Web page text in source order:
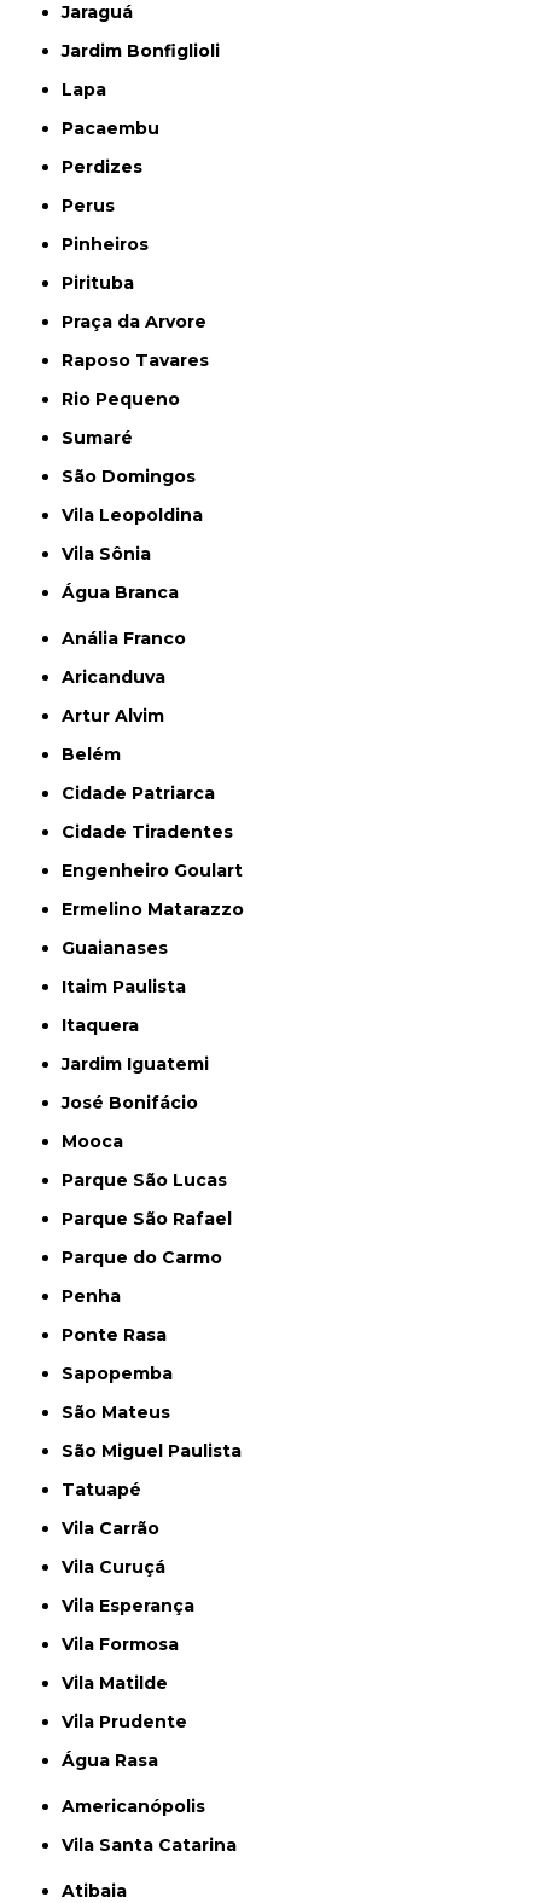
Jaraguá
Jardim Bonfiglioli
Lapa
Pacaembu
Perdizes
Perus
Pinheiros
Pirituba
Praça da Arvore
Raposo Tavares
Rio Pequeno
Sumaré
São Domingos
Vila Leopoldina
Vila Sônia
Água Branca
Anália Franco
Aricanduva
Artur Alvim
Belém
Cidade Patriarca
Cidade Tiradentes
Engenheiro Goulart
Ermelino Matarazzo
Guaianases
Itaim Paulista
Itaquera
Jardim Iguatemi
José Bonifácio
Mooca
Parque São Lucas
Parque São Rafael
Parque do Carmo
Penha
Ponte Rasa
Sapopemba
São Mateus
São Miguel Paulista
Tatuapé
Vila Carrão
Vila Curuçá
Vila Esperança
Vila Formosa
Vila Matilde
Vila Prudente
Água Rasa
Americanópolis
Vila Santa Catarina
Atibaia